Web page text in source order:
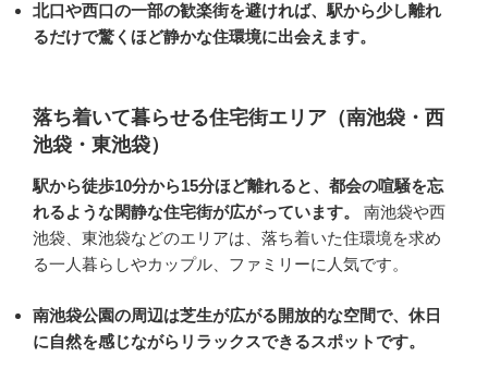
北口や西口の一部の歓楽街を避ければ、駅から少し離れ
るだけで驚くほど静かな住環境に出会えます。
落ち着いて暮らせる住宅街エリア（南池袋・西
池袋・東池袋）
駅から徒歩10分から15分ほど離れると、都会の喧騒を忘
れるような閑静な住宅街が広がっています。
南池袋や西
池袋、東池袋などのエリアは、落ち着いた住環境を求め
る一人暮らしやカップル、ファミリーに人気です。
南池袋公園の周辺は芝生が広がる開放的な空間で、休日
に自然を感じながらリラックスできるスポットです。